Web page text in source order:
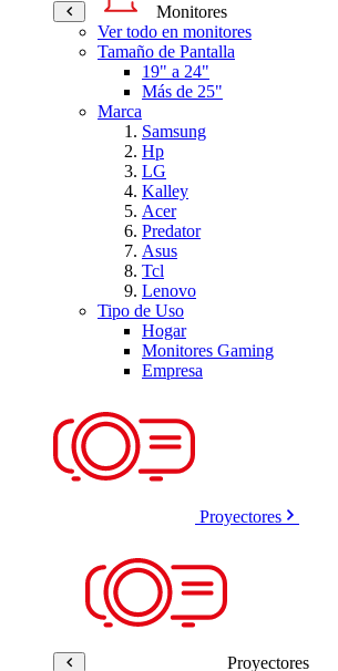
Monitores
Ver todo en monitores
Tamaño de Pantalla
19" a 24"
Más de 25"
Marca
Samsung
Hp
LG
Kalley
Acer
Predator
Asus
Tcl
Lenovo
Tipo de Uso
Hogar
Monitores Gaming
Empresa
Proyectores
Proyectores